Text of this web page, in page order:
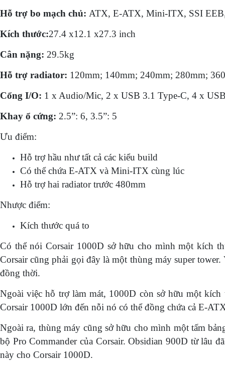
Hỗ trợ bo mạch chủ: ATX, E-ATX, Mini-ITX, SSI
Kích thước:27.4 x12.1 x27.3 inch
Cân nặng: 29.5kg
Hỗ trợ radiator: 120mm; 140mm; 240mm; 280mm;
Cổng I/O: 1 x Audio/Mic, 2 x USB 3.1 Type-C, 4 x
Khay ổ cứng: 2.5”: 6, 3.5”: 5
Ưu điểm:
Hỗ trợ hầu như tất cả các kiểu build
Có thể chứa E-ATX và Mini-ITX cùng lúc
Hỗ trợ hai radiator trước 480mm
Nhược điểm:
Kích thước quá to
Có thể nói Corsair 1000D sở hữu cho mình một kích
Corsair cũng phải gọi đây là một thùng máy super
đồng thời.
Ngoài việc hỗ trợ làm mát, 1000D còn sở hữu một
Corsair 1000D lớn đến nỗi nó có thể đồng chứa cả E-
Ngoài ra, thùng máy cũng sở hữu cho mình một tấm
bộ Pro Commander của Corsair. Obsidian 900D từ lâu
này cho Corsair 1000D.